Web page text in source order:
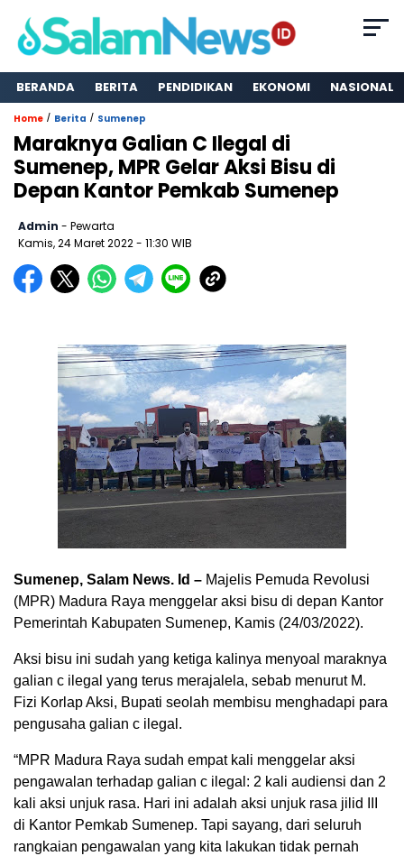
BERANDA BERITA PENDIDIKAN EKONOMI NASIONAL
Home / Berita / Sumenep
Maraknya Galian C Ilegal di
Sumenep, MPR Gelar Aksi Bisu di
Depan Kantor Pemkab Sumenep
Admin - Pewarta
Kamis, 24 Maret 2022- 11:30 WIB
Sumenep, Salam News. Id – Majelis Pemuda Revolusi
(MPR) Madura Raya menggelar aksi bisu di depan Kantor
Pemerintah Kabupaten Sumenep, Kamis (24/03/2022).
Aksi bisu ini sudah yang ketiga kalinya menyoal maraknya
galian c ilegal yang terus merajalela, sebab menurut M.
Fizi Korlap Aksi, Bupati seolah membisu menghadapi para
pengusaha galian c ilegal.
“MPR Madura Raya sudah empat kali menggelar aksi
pengawalan terhadap galian c ilegal: 2 kali audiensi dan 2
kali aksi unjuk rasa. Hari ini adalah aksi unjuk rasa jilid III
di Kantor Pemkab Sumenep. Tapi sayang, dari seluruh
rangkaian pengawalan yang kita lakukan tidak pernah